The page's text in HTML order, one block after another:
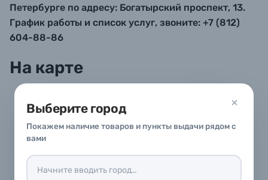
Выберите город
Покажем наличие товаров и пункты выдачи рядом с
вами
Б/У фототехника (Комиссионные товары)
Уценённые товары
Петербурге по адресу: Богатырский проспект, 13.
График работы и список услуг, звоните: +7 (812)
604-88-86
На карте